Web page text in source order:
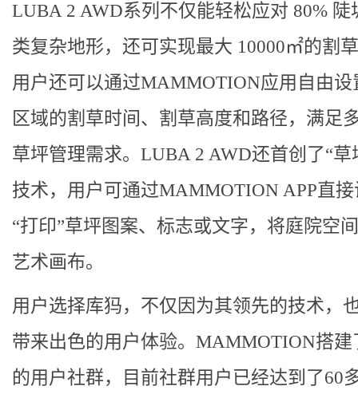
LUBA 2 AWD系列不仅能轻松应对 80% 陡
类复杂地形，还可实现最大 10000㎡的割
用户还可以通过MAMMOTION应用自由设
区域的割草时间、割草高度和路径，满足
草坪管理需求。LUBA 2 AWD还首创了“草
技术，用户可通过MAMMOTION APP直
“打印”草坪图案、标志或文字，将庭院空
艺术画布。
用户选择库犸，不仅因为其领先的技术，
带来出色的用户体验。MAMMOTION搭建
的用户社群，目前社群用户已经达到了60